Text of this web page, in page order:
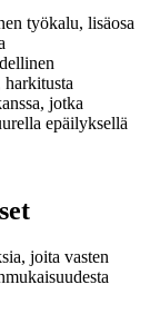
työkalu, lisäosa
harkitusta
jotka
epäilyksellä
joita vasten